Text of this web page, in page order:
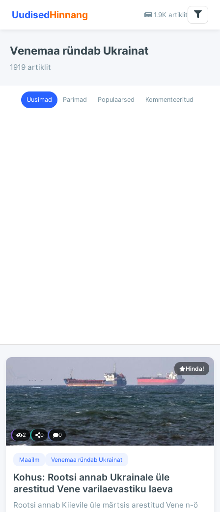
UudisedHinnang 1.9K artiklit
Venemaa ründab Ukrainat
1919 artiklit
Uusimad Parimad Populaarsed Kommenteeritud
Hinda!
2 0 0
Maailm Venemaa ründab Ukrainat
Kohus: Rootsi annab Ukrainale üle
arestitud Vene varilaevastiku laeva
Rootsi annab Kiievile üle märtsis arestitud Vene n-ö